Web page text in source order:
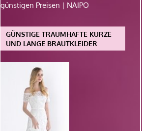
günstigen Preisen | NAIPO
GÜNSTIGE TRAUMHAFTE KURZE
UND LANGE BRAUTKLEIDER